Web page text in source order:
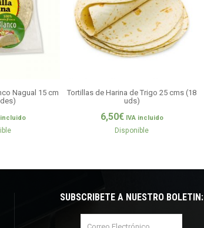
Nagual 15 cm
incluido
Tortillas de Harina de Trigo 25 cms (18
uds)
6,50€ IVA incluido
Disponible
SUBSCRÍBETE A NUESTRO BOLETÍN: